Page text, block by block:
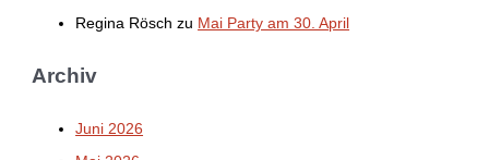
Regina Rösch zu Mai Party am 30. April
Archiv
Juni 2026